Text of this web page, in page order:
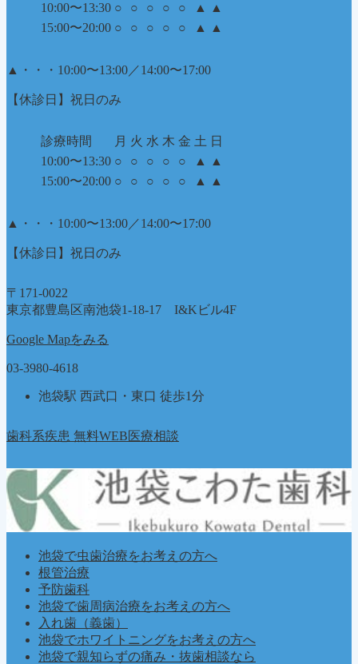
10:00〜13:30 ○ ○ ○ ○ ○ ▲
▲
15:00〜20:00 ○ ○ ○ ○ ○ ▲ ▲
▲ ・・・10:00〜13:00／14:00〜17:00
【休診日】祝日のみ
診療時間 月 火 水 木 金 土 日
10:00〜13:30 ○ ○ ○ ○ ○ ▲
▲
15:00〜20:00 ○ ○ ○ ○ ○ ▲ ▲
▲ ・・・10:00〜13:00／14:00〜17:00
【休診日】祝日のみ
〒171-0022
東京都豊島区南池袋1-18-17 I&Kビル4F
Google Mapをみる
03-3980-4618
池袋駅 西武口・東口 徒歩1分
歯科系疾患 無料WEB医療相談
池袋で虫歯治療をお考えの方へ
根管治療
予防歯科
池袋で歯周病治療をお考えの方へ
入れ歯（義歯）
池袋でホワイトニングをお考えの方へ
池袋で親知らずの痛み・抜歯相談なら